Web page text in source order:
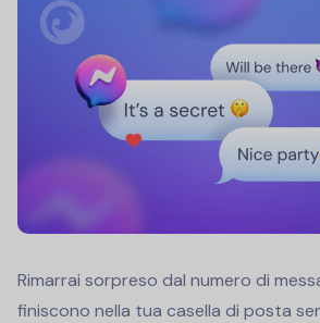
Rimarrai sorpreso dal numero di
finiscono nella tua casella di posta